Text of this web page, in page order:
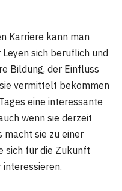
Karriere kann man
sich beruflich und
Bildung, der Einfluss
vermittelt bekommen
eine interessante
wenn sie derzeit
macht sie zu einer
sich für die Zukunft